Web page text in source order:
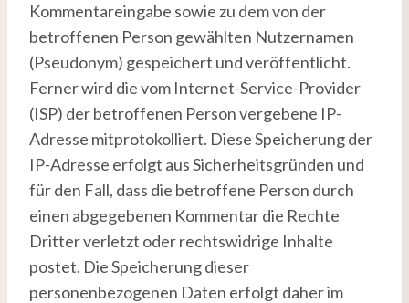
Kommentareingabe sowie zu dem von der
betroffenen Person gewählten Nutzernamen
(Pseudonym) gespeichert und veröffentlicht.
Ferner wird die vom Internet-Service-Provider
(ISP) der betroffenen Person vergebene IP-
Adresse mitprotokolliert. Diese Speicherung der
IP-Adresse erfolgt aus Sicherheitsgründen und
für den Fall, dass die betroffene Person durch
einen abgegebenen Kommentar die Rechte
Dritter verletzt oder rechtswidrige Inhalte
postet. Die Speicherung dieser
personenbezogenen Daten erfolgt daher im